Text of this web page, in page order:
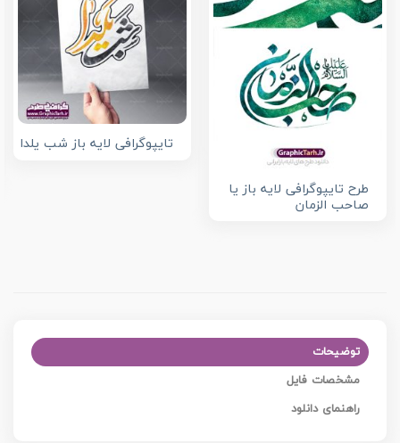
طرح تایپوگرافی لایه باز یا
صاحب الزمان
تایپوگرافی لایه باز شب یلدا
توضیحات
مشخصات فایل
راهنمای دانلود